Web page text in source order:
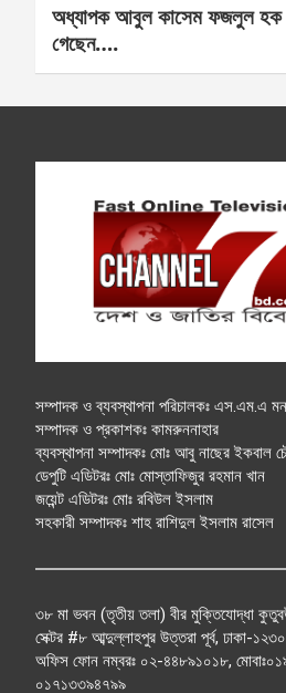
অধ্যাপক আবুল কাসেম ফজলুল হক
গেছেন….
সম্পাদক ও ব্যবস্থাপনা পরিচালকঃ এস.এম.এ
সম্পাদক ও প্রকাশকঃ কামরুননাহার
ব্যবস্থাপনা সম্পাদকঃ মোঃ আবু নাছের ইকবাল
ডেপুটি এডিটরঃ মোঃ মোস্তাফিজুর রহমান খান
জয়েন্ট এডিটরঃ মোঃ রবিউল ইসলাম
সহকারী সম্পাদকঃ শাহ রাশিদুল ইসলাম রাসেল
৩৮ মা ভবন (তৃতীয় তলা) বীর মুক্তিযোদ্ধা
সেক্টর #৮ আব্দুল্লাহপুর উত্তরা পূর্ব, ঢাকা-
অফিস ফোন নম্বরঃ ০২-৪৪৮৯১০১৮,
০১৭১৩৩৯৪৭৯৯